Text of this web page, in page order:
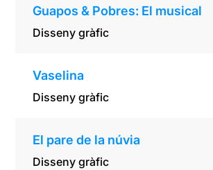
Guapos & Pobres: El musical
Disseny gràfic
Vaselina
Disseny gràfic
El pare de la núvia
Disseny gràfic